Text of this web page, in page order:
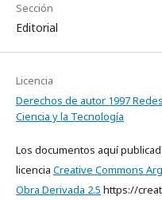
Sección
Editorial
Licencia
Derechos de autor 1997
Ciencia y la Tecnología
Los documentos aquí
licencia Creative Commons
Obra Derivada 2.5 https://